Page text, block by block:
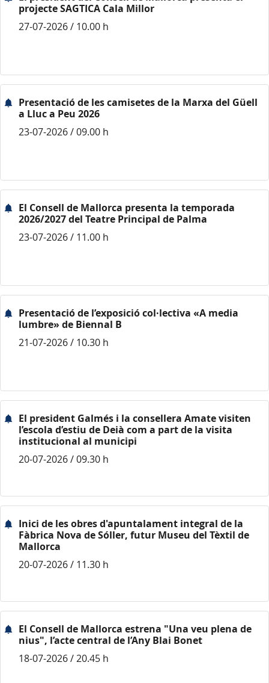
projecte SAGTICA Cala Millor
27-07-2026 / 10.00 h
Presentació de les camisetes de la Marxa del Güell
a Lluc a Peu 2026
23-07-2026 / 09.00 h
El Consell de Mallorca presenta la temporada
2026/2027 del Teatre Principal de Palma
23-07-2026 / 11.00 h
Presentació de l’exposició col·lectiva «A media
lumbre» de Biennal B
21-07-2026 / 10.30 h
El president Galmés i la consellera Amate visiten
l’escola d’estiu de Deià com a part de la visita
institucional al municipi
20-07-2026 / 09.30 h
Inici de les obres d'apuntalament integral de la
Fàbrica Nova de Sóller, futur Museu del Tèxtil de
Mallorca
20-07-2026 / 11.30 h
El Consell de Mallorca estrena "Una veu plena de
nius", l’acte central de l’Any Blai Bonet
18-07-2026 / 20.45 h